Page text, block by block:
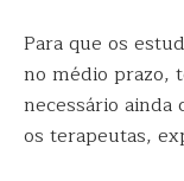
Para que os
no médio prazo,
necessário
os terapeutas,